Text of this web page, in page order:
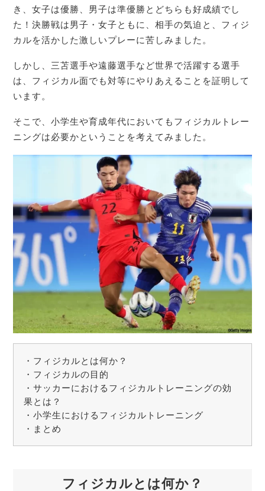
き、女子は優勝、男子は準優勝とどちらも好成績でし
た！決勝戦は男子・女子ともに、相手の気迫と、フィジ
カルを活かした激しいプレーに苦しみました。
しかし、三苫選手や遠藤選手など世界で活躍する選手
は、フィジカル面でも対等にやりあえることを証明して
います。
そこで、小学生や育成年代においてもフィジカルトレー
ニングは必要かということを考えてみました。
・フィジカルとは何か？
・フィジカルの目的
・サッカーにおけるフィジカルトレーニングの効
果とは？
・小学生におけるフィジカルトレーニング
・まとめ
フィジカルとは何か？